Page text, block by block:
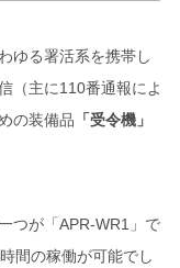
ゆる署活系を携帯し
（主に110番通報によ
の装備品 「受令機」
つが「APR-WR1」で
間の稼働が可能でし